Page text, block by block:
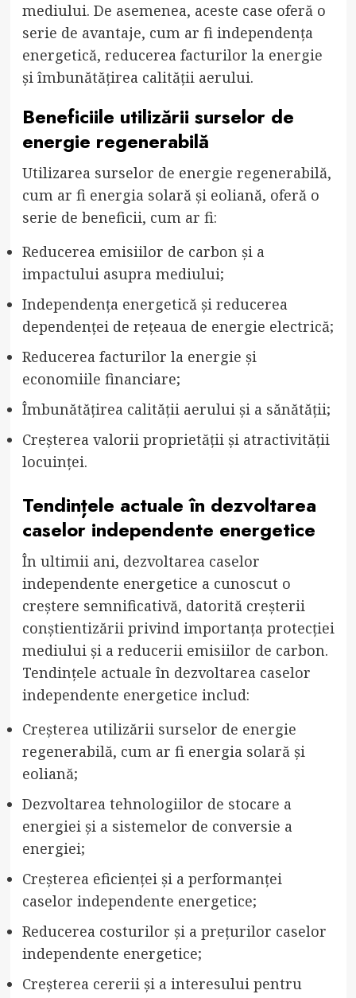
mediului. De asemenea, aceste case oferă o
serie de avantaje, cum ar fi independența
energetică, reducerea facturilor la energie
și îmbunătățirea calității aerului.
Beneficiile utilizării surselor de
energie regenerabilă
Utilizarea surselor de energie regenerabilă,
cum ar fi energia solară și eoliană, oferă o
serie de beneficii, cum ar fi:
Reducerea emisiilor de carbon și a
impactului asupra mediului;
Independența energetică și reducerea
dependenței de rețeaua de energie electrică;
Reducerea facturilor la energie și
economiile financiare;
Îmbunătățirea calității aerului și a sănătății;
Creșterea valorii proprietății și atractivității
locuinței.
Tendințele actuale în dezvoltarea
caselor independente energetice
În ultimii ani, dezvoltarea caselor
independente energetice a cunoscut o
creștere semnificativă, datorită creșterii
conștientizării privind importanța protecției
mediului și a reducerii emisiilor de carbon.
Tendințele actuale în dezvoltarea caselor
independente energetice includ:
Creșterea utilizării surselor de energie
regenerabilă, cum ar fi energia solară și
eoliană;
Dezvoltarea tehnologiilor de stocare a
energiei și a sistemelor de conversie a
energiei;
Creșterea eficienței și a performanței
caselor independente energetice;
Reducerea costurilor și a prețurilor caselor
independente energetice;
Creșterea cererii și a interesului pentru